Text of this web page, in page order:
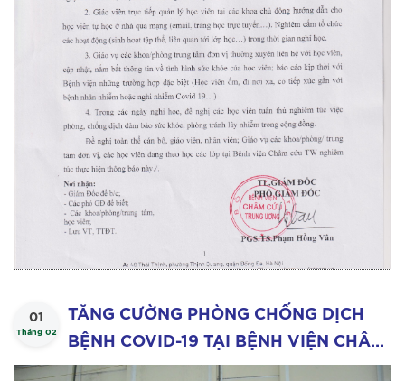
01
Tháng 02
TĂNG CƯỜNG PHÒNG CHỐNG DỊCH
BỆNH COVID-19 TẠI BỆNH VIỆN CHÂM
CỨU TRUNG ƯƠNG